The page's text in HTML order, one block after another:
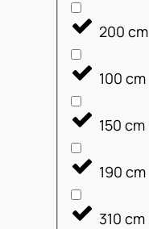
200 cm
100 cm
150 cm
190 cm
310 cm